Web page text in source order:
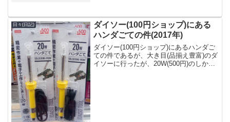
日々(日記)
ダイソー(100円ショップ)にある
ハンダごての件(2017年)
ダイソー(100円ショップ)にあるハンダご
ての件であるが、大き目(品揃え豊富)のダ
イソーに行ったが、20W(500円)のしかな